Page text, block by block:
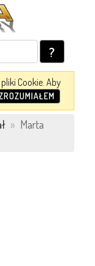
?
Cookie. Aby
» Marta